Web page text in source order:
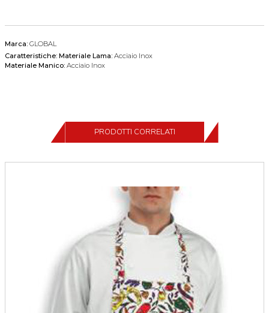
Marca: GLOBAL
Caratteristiche: Materiale Lama: Acciaio Inox
Materiale Manico: Acciaio Inox
PRODOTTI CORRELATI